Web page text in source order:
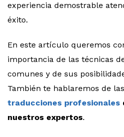
experiencia demostrable
éxito.
En este artículo queremos
importancia de las técnicas
comunes y de sus
También te hablaremos de
traducciones profesionales
nuestros expertos.